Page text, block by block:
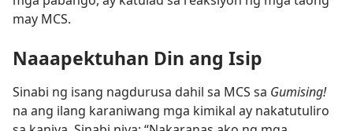
may MCS.
Naaapektuhan Din ang Isip
Sinabi ng isang nagdurusa dahil sa MCS sa Gumising!
na ang ilang karaniwang mga kimikal ay nakatutuliro